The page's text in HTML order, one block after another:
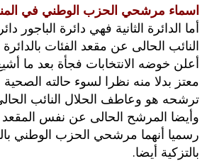
اسماء مرشحي الحزب الوطني في
‬أما الدائرة الثانية فهي دائرة الباجور
النائب الحالى عن مقعد الفئات
أعلن خوضه الانتخابات فجأة بعد ما
معتز بدلا منه نظرا لسوء حالته الصحية
ترشحه هو وعاطف الحلال النائب
وأيضا المرشح الحالى عن نفس
رسميا أنهما مرشحي الحزب الوطني
بالتزكية أيضا‮.‬